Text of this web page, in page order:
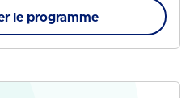
le programme